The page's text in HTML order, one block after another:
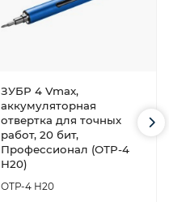
ЗУБР 4 Vmax,
аккумуляторная
отвертка для точных
работ, 20 бит,
Профессионал (ОТР-4
Н20)
ОТР-4 Н20